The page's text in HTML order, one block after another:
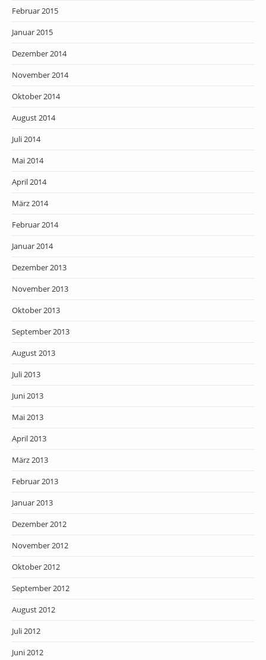
Februar 2015
Januar 2015
Dezember 2014
November 2014
Oktober 2014
August 2014
Juli 2014
Mai 2014
April 2014
März 2014
Februar 2014
Januar 2014
Dezember 2013
November 2013
Oktober 2013
September 2013
August 2013
Juli 2013
Juni 2013
Mai 2013
April 2013
März 2013
Februar 2013
Januar 2013
Dezember 2012
November 2012
Oktober 2012
September 2012
August 2012
Juli 2012
Juni 2012